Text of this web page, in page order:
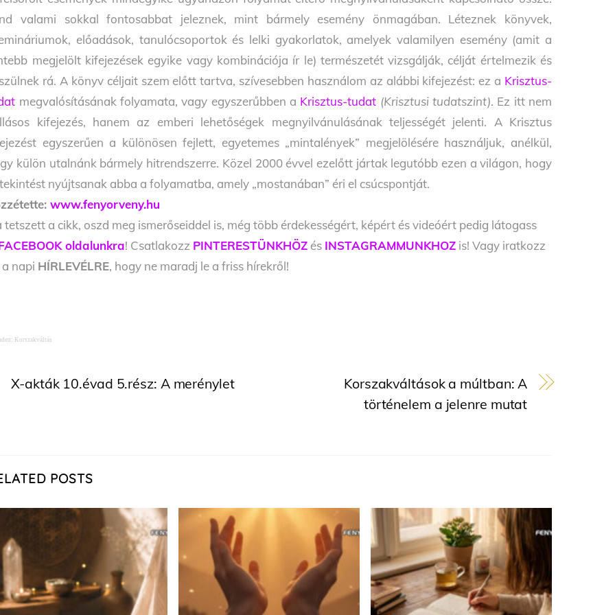
valami sokkal fonto­sabbat jeleznek, mint bármely esemény önmagában. Léteznek könyvek,
előadások, tanulócsoportok és lelki gyakorla­tok, amelyek valamilyen esemény (amit a
megjelölt kifejezé­sek egyike vagy kombinációja ír le) természetét vizsgálják, célját ér­telmezik és
rá. A könyv céljait szem előtt tartva, szíveseb­ben használom az alábbi kifejezést: ez a Krisztus-
megvalósításának folyamata, vagy egyszerűbben a Krisztus-tudat (Krisztusi tudatszint). Ez itt nem
ki­fejezés, hanem az emberi lehetőségek megnyilvánulásának teljessé­gét jelenti. A Krisztus
egyszerűen a különösen fejlett, egye­temes „mintalények” megjelölésére használjuk, anélkül,
külön utalnánk bármely hitrendszerre. Közel 2000 évvel ezelőtt jártak legutóbb ezen a világon, hogy
nyújtsanak abba a folyamatba, amely „mostanában” éri el csúcspontját.
www.fenyorveny.hu
tetszett a cikk, oszd meg ismerőseiddel is, még több érdekességért, képért és videóért pedig látogass
oldalunkra! Csatlakozz PINTERESTÜNKHÖZ és INSTAGRAMMUNKHOZ is! Vagy iratkozz
napi HÍRLEVÉLRE, hogy ne maradj le a friss hírekről!
Korszakváltás
X-akták 10.évad 5.rész: A merénylet
Korszakváltások a múltban: A
történelem a jelenre mutat
POSTS